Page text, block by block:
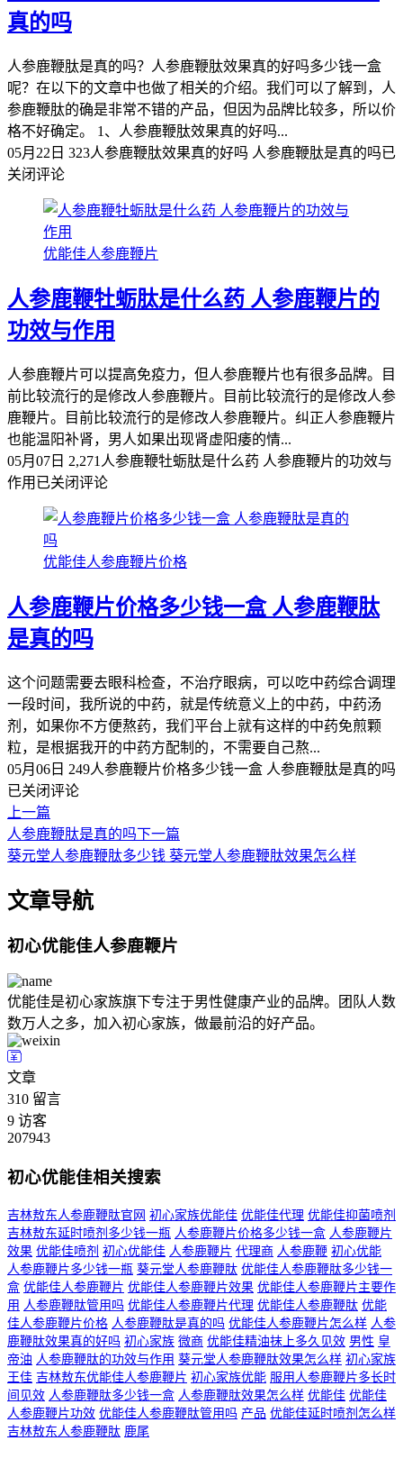
真的吗
人参鹿鞭肽是真的吗？人参鹿鞭肽效果真的好吗多少钱一盒
呢？在以下的文章中也做了相关的介绍。我们可以了解到，人
参鹿鞭肽的确是非常不错的产品，但因为品牌比较多，所以价
格不好确定。 1、人参鹿鞭肽效果真的好吗...
05月22日 323人参鹿鞭肽效果真的好吗 人参鹿鞭肽是真的吗已
关闭评论
优能佳人参鹿鞭片
人参鹿鞭牡蛎肽是什么药 人参鹿鞭片的
功效与作用
人参鹿鞭片可以提高免疫力，但人参鹿鞭片也有很多品牌。目
前比较流行的是修改人参鹿鞭片。目前比较流行的是修改人参
鹿鞭片。目前比较流行的是修改人参鹿鞭片。纠正人参鹿鞭片
也能温阳补肾，男人如果出现肾虚阳痿的情...
05月07日 2,271 人参鹿鞭牡蛎肽是什么药 人参鹿鞭片的功效与
作用 已关闭评论
优能佳人参鹿鞭片价格
人参鹿鞭片价格多少钱一盒 人参鹿鞭肽
是真的吗
这个问题需要去眼科检查，不治疗眼病，可以吃中药综合调理
一段时间，我所说的中药，就是传统意义上的中药，中药汤
剂，如果你不方便熬药，我们平台上就有这样的中药免煎颗
粒，是根据我开的中药方配制的，不需要自己熬...
05月06日 249人参鹿鞭片价格多少钱一盒 人参鹿鞭肽是真的吗
已关闭评论
上一篇
人参鹿鞭肽是真的吗下一篇
葵元堂人参鹿鞭肽多少钱 葵元堂人参鹿鞭肽效果怎么样
文章导航
初心优能佳人参鹿鞭片
优能佳是初心家族旗下专注于男性健康产业的品牌。团队人数
数万人之多，加入初心家族，做最前沿的好产品。
文章
310 留言
9 访客
207943
初心优能佳相关搜索
吉林敖东人参鹿鞭肽官网 初心家族优能佳 优能佳代理 优能佳抑菌喷剂
吉林敖东延时喷剂多少钱一瓶 人参鹿鞭片价格多少钱一盒 人参鹿鞭片
效果 优能佳喷剂 初心优能佳 人参鹿鞭片 代理商 人参鹿鞭 初心优能
人参鹿鞭片多少钱一瓶 葵元堂人参鹿鞭肽 优能佳人参鹿鞭肽多少钱一
盒 优能佳人参鹿鞭片 优能佳人参鹿鞭片效果 优能佳人参鹿鞭片主要作
用 人参鹿鞭肽管用吗 优能佳人参鹿鞭片代理 优能佳人参鹿鞭肽 优能
佳人参鹿鞭片价格 人参鹿鞭肽是真的吗 优能佳人参鹿鞭片怎么样 人参
鹿鞭肽效果真的好吗 初心家族 微商 优能佳精油抹上多久见效 男性 皇
帝油 人参鹿鞭肽的功效与作用 葵元堂人参鹿鞭肽效果怎么样 初心家族
王佳 吉林敖东优能佳人参鹿鞭片 初心家族优能 服用人参鹿鞭片多长时
间见效 人参鹿鞭肽多少钱一盒 人参鹿鞭肽效果怎么样 优能佳 优能佳
人参鹿鞭片功效 优能佳人参鹿鞭肽管用吗 产品 优能佳延时喷剂怎么样
吉林敖东人参鹿鞭肽 鹿尾